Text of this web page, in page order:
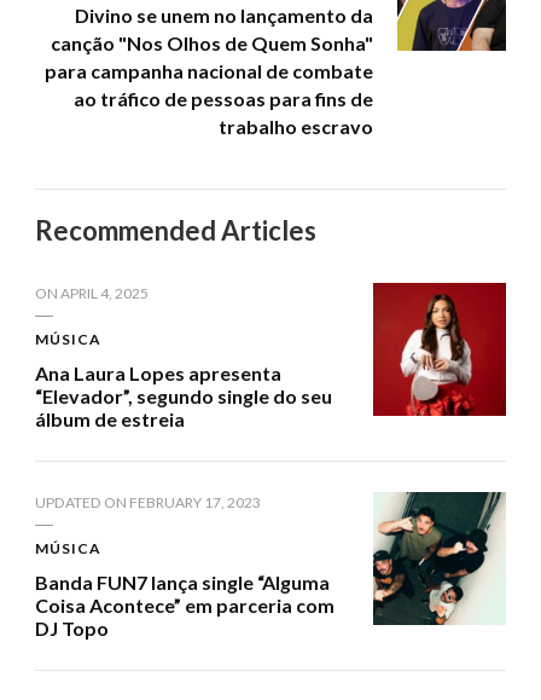
Divino se unem no lançamento da
canção "Nos Olhos de Quem Sonha"
para campanha nacional de combate
ao tráfico de pessoas para fins de
trabalho escravo
Recommended Articles
ON APRIL 4, 2025
MÚSICA
Ana Laura Lopes apresenta
“Elevador”, segundo single do seu
álbum de estreia
UPDATED ON FEBRUARY 17, 2023
MÚSICA
Banda FUN7 lança single “Alguma
Coisa Acontece” em parceria com
DJ Topo